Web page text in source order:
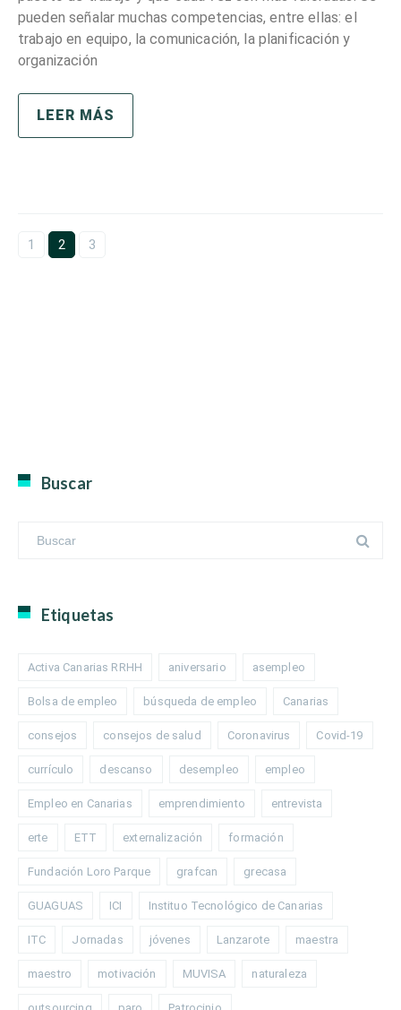
pueden señalar muchas competencias, entre ellas: el
trabajo en equipo, la comunicación, la planificación y
organización
LEER MÁS
1 2 3
Buscar
Etiquetas
Activa Canarias RRHH aniversario asempleo
Bolsa de empleo búsqueda de empleo Canarias
consejos consejos de salud Coronavirus Covid-19
currículo descanso desempleo empleo
Empleo en Canarias emprendimiento entrevista
erte ETT externalización formación
Fundación Loro Parque grafcan grecasa
GUAGUAS ICI Instituo Tecnológico de Canarias
ITC Jornadas jóvenes Lanzarote maestra
maestro motivación MUVISA naturaleza